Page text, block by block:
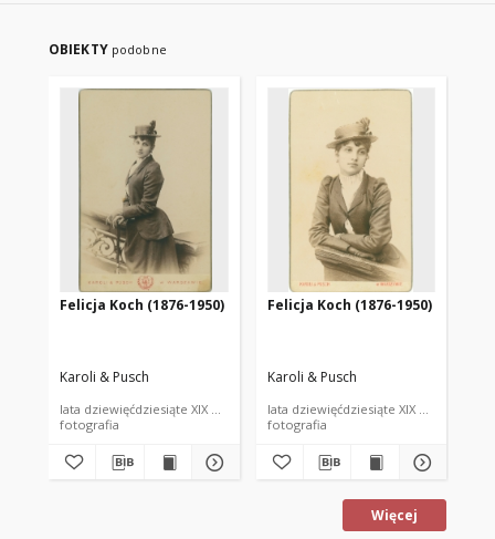
OBIEKTY podobne
Felicja Koch (1876-1950)
Karoli & Pusch
lata dziewięćdziesiąte XIX wieku
fotografia
Felicja Koch (1876-1950)
Karoli & Pusch
lata dziewięćdziesiąte XIX wieku
fotografia
Więcej